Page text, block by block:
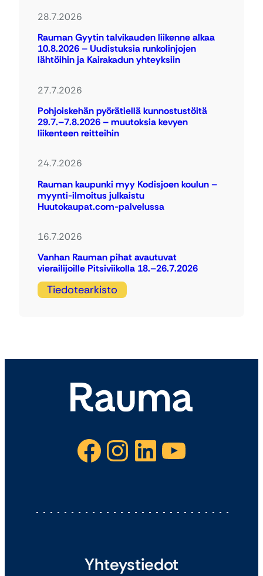
28.7.2026
Rauman Gyytin talvikauden liikenne alkaa
10.8.2026 – Uudistuksia runkolinjojen
lähtöihin ja Kairakadun yhteyksiin
27.7.2026
Pohjoiskehän pyörätiellä kunnostustöitä
29.7.–7.8.2026 – muutoksia kevyen
liikenteen reitteihin
24.7.2026
Rauman kaupunki myy Kodisjoen koulun –
myynti-ilmoitus julkaistu
Huutokaupat.com-palvelussa
16.7.2026
Vanhan Rauman pihat avautuvat
vierailijoille Pitsiviikolla 18.–26.7.2026
Tiedotearkisto
Facebook Instagram LinkedIn YouTube
Yhteystiedot